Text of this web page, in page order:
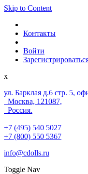
Skip to Content
Контакты
Войти
x
ул. Барклая д.6 стр. 5,
Москва, 121087,
Россия.
+7 (495) 540 5027
+7 (800) 550 5367
info@cdolls.ru
Toggle Nav